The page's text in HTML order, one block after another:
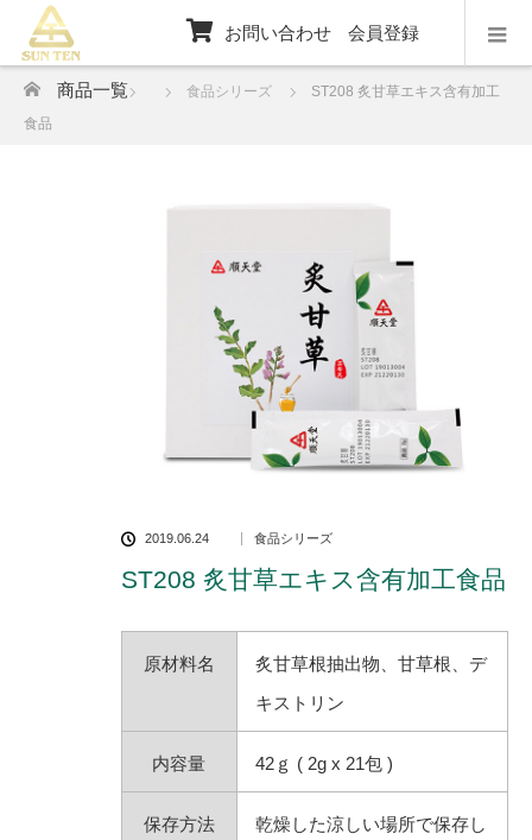
お問い合わせ 会員登録
ホーム
商品一覧 食品シリーズ
ST208 炙甘草エキス含有加工
食品
2019.06.24 食品シリーズ
ST208 炙甘草エキス含有加工食品
原材料名
炙甘草根抽出物、甘草根、デ
キストリン
内容量 42ｇ ( 2g x 21包 )
保存方法
乾燥した涼しい場所で保存し